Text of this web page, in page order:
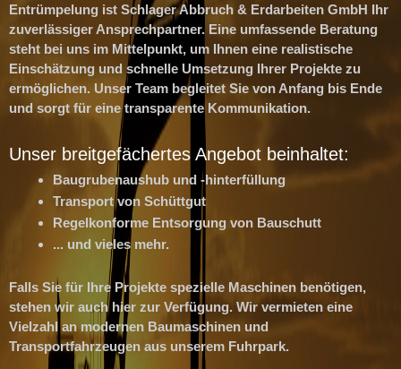
Entrümpelung ist Schlager Abbruch & Erdarbeiten GmbH Ihr
zuverlässiger Ansprechpartner. Eine umfassende Beratung
steht bei uns im Mittelpunkt, um Ihnen eine realistische
Einschätzung und schnelle Umsetzung Ihrer Projekte zu
ermöglichen. Unser Team begleitet Sie von Anfang bis Ende
und sorgt für eine transparente Kommunikation.
Unser breitgefächertes Angebot beinhaltet:
Baugrubenaushub und -hinterfüllung
Transport von Schüttgut
Regelkonforme Entsorgung von Bauschutt
... und vieles mehr.
Falls Sie für Ihre Projekte spezielle Maschinen benötigen,
stehen wir auch hier zur Verfügung. Wir vermieten eine
Vielzahl an modernen Baumaschinen und
Transportfahrzeugen aus unserem Fuhrpark.